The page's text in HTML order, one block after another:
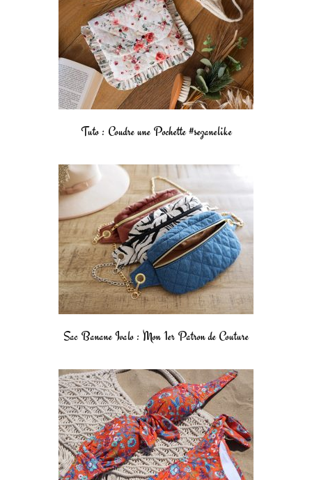
Tuto : Coudre une Pochette #sezanelike
Sac Banane Ivalo : Mon 1er Patron de Couture